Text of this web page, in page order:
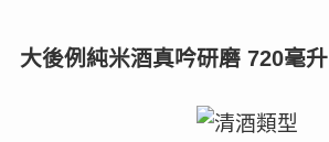
大後例純米酒真吟研磨 720毫升